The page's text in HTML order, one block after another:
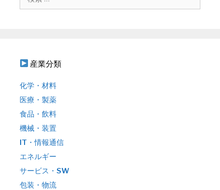
産業分類
化学・材料
医療・製薬
食品・飲料
機械・装置
IT・情報通信
エネルギー
サービス・SW
包装・物流